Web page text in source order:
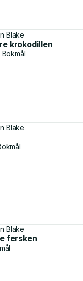
Blake
krokodillen
Blake
Blake
fersken